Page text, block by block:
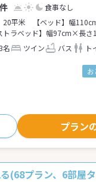
食事なし
20平米
【ベッド】幅
トラベッド】幅97cm×長さ
名
ツイン バス ト
プラン
(68プラン、6部屋